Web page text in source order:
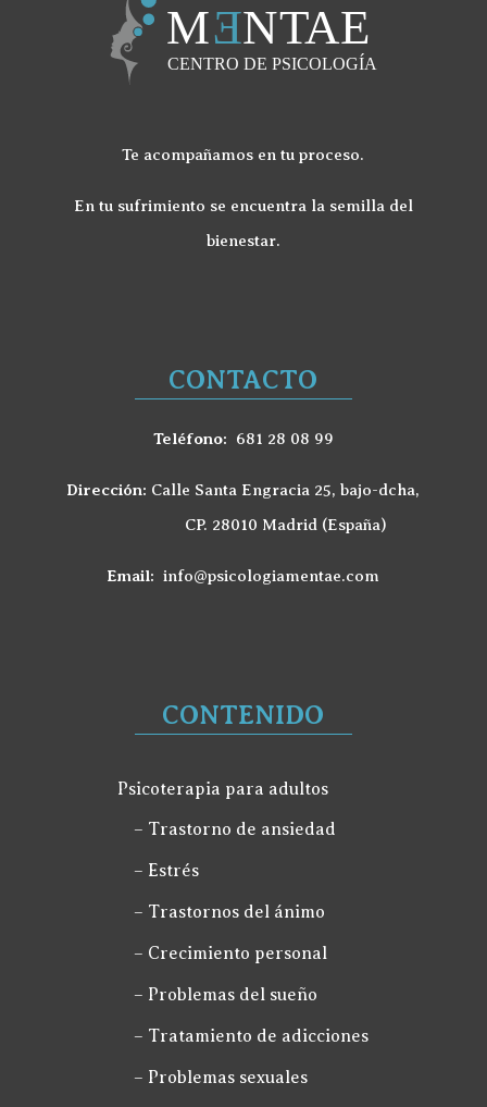
Te acompañamos en tu proceso.
En tu sufrimiento se encuentra la semilla del
bienestar.
CONTACTO
Teléfono: 681 28 08 99
Dirección: Calle Santa Engracia 25, bajo-dcha,
CP. 28010 Madrid (España)
Email:info@psicologiamentae.com
CONTENIDO
Psicoterapia para adultos
– Trastorno de ansiedad
– Estrés
– Trastornos del ánimo
– Crecimiento personal
– Problemas del sueño
– Tratamiento de adicciones
– Problemas sexuales